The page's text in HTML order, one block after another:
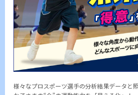
様々なプロスポーツ選手の分析結果データと照